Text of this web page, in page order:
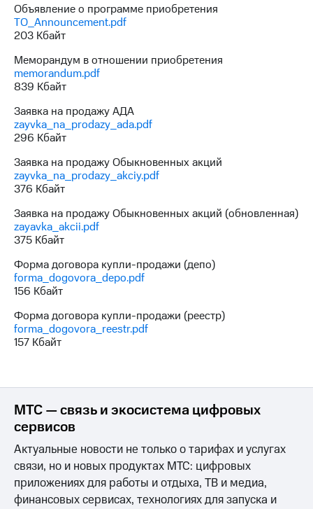
о
погашении
именных
Другое
Регистратор
Контакты
развитие
этика
На главную
Объявление о программе приобретения
TO_Announcement.pdf
203 Кбайт
Меморандум в отношении приобретения
memorandum.pdf
839 Кбайт
Заявка на продажу АДА
zayvka_na_prodazy_ada.pdf
296 Кбайт
Заявка на продажу Обыкновенных акций
zayvka_na_prodazy_akciy.pdf
376 Кбайт
Заявка на продажу Обыкновенных акций (обновленная)
zayavka_akcii.pdf
375 Кбайт
Форма договора купли-продажи (депо)
forma_dogovora_depo.pdf
156 Кбайт
Форма договора купли-продажи (реестр)
forma_dogovora_reestr.pdf
157 Кбайт
МТС — связь и экосистема цифровых
сервисов
Актуальные новости не только о тарифах и услугах
связи, но и новых продуктах МТС: цифровых
приложениях для работы и отдыха, ТВ и медиа,
финансовых сервисах, технологиях для запуска и